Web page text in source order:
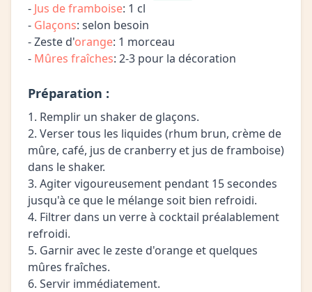
- Jus de framboise: 1 cl
- Glaçons: selon besoin
- Zeste d'orange: 1 morceau
- Mûres fraîches: 2-3 pour la décoration
Préparation :
1. Remplir un shaker de glaçons.
2. Verser tous les liquides (rhum brun, crème de
mûre, café, jus de cranberry et jus de framboise)
dans le shaker.
3. Agiter vigoureusement pendant 15 secondes
jusqu'à ce que le mélange soit bien refroidi.
4. Filtrer dans un verre à cocktail préalablement
refroidi.
5. Garnir avec le zeste d'orange et quelques
mûres fraîches.
6. Servir immédiatement.